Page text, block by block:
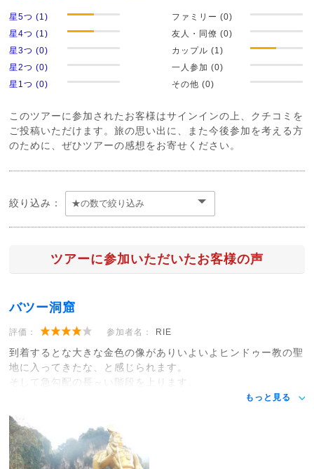
星5つ (1)
星4つ (1)
星3つ (0)
星2つ (0)
星1つ (0)
ファミリー (0)
友人・同僚 (0)
カップル (1)
一人参加 (0)
その他 (0)
このツアーに参加されたお客様はサインインの上、クチコミを
ご投稿いただけます。旅の思い出に、また今後参加を考える方
のために、ぜひツアーの感想をお寄せください。
絞り込み：
ツアーに参加いただいたお客様の声
バツー洞窟
評価： 参加者名： RIE
到着するとな大きな金色の像がありいよいよヒンドゥー教の聖
地に入ってきたな、と感じられます。
そして急勾配の長～い階段を上ります。
もっと見る